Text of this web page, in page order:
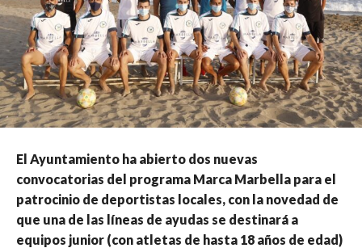
El Ayuntamiento ha abierto dos nuevas
convocatorias del programa Marca Marbella para el
patrocinio de deportistas locales, con la novedad de
que una de las líneas de ayudas se destinará a
equipos junior (con atletas de hasta 18 años de edad)